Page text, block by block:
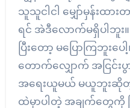
သူသူငါငါ မျှော်မှန်းထာ
ရင် အဲဒီလောက်မရှိပါဘူး
ပြီးတော့ မပြောကြဘူးပ
တောက်လျှောက် အငြင်းပွ
အရေးယူမယ် မယူဘူးဆိုတဲ့ကိ
ထဲမှာပါတဲ့ အချက်တွေ